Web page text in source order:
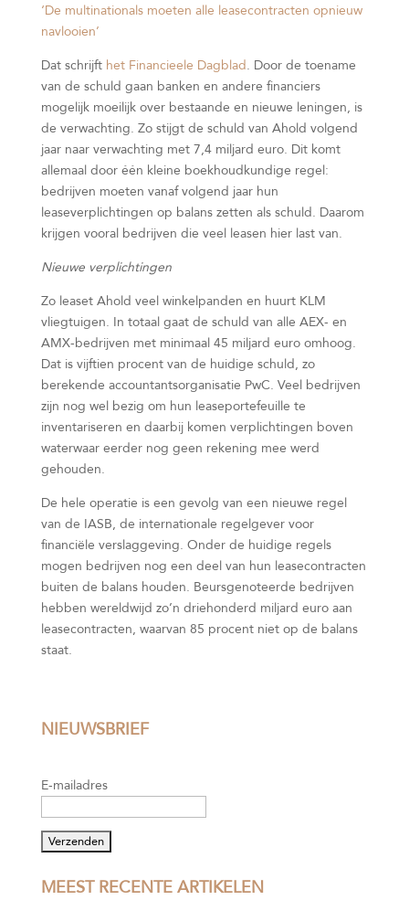
‘De multinationals moeten alle leasecontracten opnieuw
navlooien’
Dat schrijft het Financieele Dagblad. Door de toename
van de schuld gaan banken en andere financiers
mogelijk moeilijk over bestaande en nieuwe leningen, is
de verwachting. Zo stijgt de schuld van Ahold volgend
jaar naar verwachting met 7,4 miljard euro. Dit komt
allemaal door één kleine boekhoudkundige regel:
bedrijven moeten vanaf volgend jaar hun
leaseverplichtingen op balans zetten als schuld. Daarom
krijgen vooral bedrijven die veel leasen hier last van.
Nieuwe verplichtingen
Zo leaset Ahold veel winkelpanden en huurt KLM
vliegtuigen. In totaal gaat de schuld van alle AEX- en
AMX-bedrijven met minimaal 45 miljard euro omhoog.
Dat is vijftien procent van de huidige schuld, zo
berekende accountantsorganisatie PwC. Veel bedrijven
zijn nog wel bezig om hun leaseportefeuille te
inventariseren en daarbij komen verplichtingen boven
waterwaar eerder nog geen rekening mee werd
gehouden.
De hele operatie is een gevolg van een nieuwe regel
van de IASB, de internationale regelgever voor
financiële verslaggeving. Onder de huidige regels
mogen bedrijven nog een deel van hun leasecontracten
buiten de balans houden. Beursgenoteerde bedrijven
hebben wereldwijd zo’n driehonderd miljard euro aan
leasecontracten, waarvan 85 procent niet op de balans
staat.
NIEUWSBRIEF
E-mailadres
MEEST RECENTE ARTIKELEN